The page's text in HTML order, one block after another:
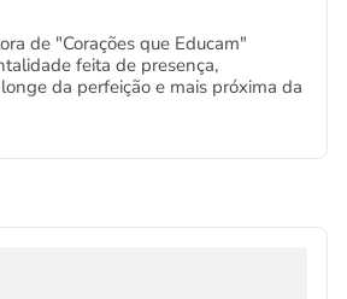
de "Corações que Educam"
feita de presença,
da perfeição e mais próxima da